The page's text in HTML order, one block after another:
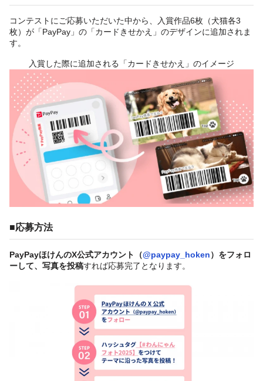
コンテストにご応募いただいた中から、入賞作品6枚（犬猫各3
枚）が「PayPay」の「カードきせかえ」のデザインに追加されま
す。
入賞した際に追加される「カードきせかえ」のイメージ
■応募方法
PayPayほけんのX公式アカウント（@paypay_hoken）をフォロ
ーして、写真を投稿すれば応募完了となります。